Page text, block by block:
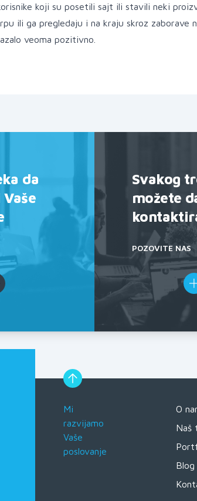
koji su posetili sajt ili stavili neki
ili ga pregledaju i na kraju skroz zaborave
veoma pozitivno.
da
Svakog
možete
POZOVITE NAS
Mi
razvijamo
Vaše
poslovanje
O
Naš
Blog